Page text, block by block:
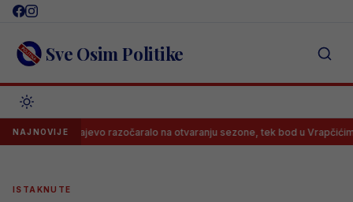
Skip
content Sve Osim Politike
NAJNOVIJE
Sarajevo razočaralo na otvaranju sezone, tek bod u Vrapčićima
ISTAKNUTE